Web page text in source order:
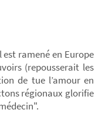
ramené en Europe
(repousserait les
de tue l’amour en
régionaux glorifie